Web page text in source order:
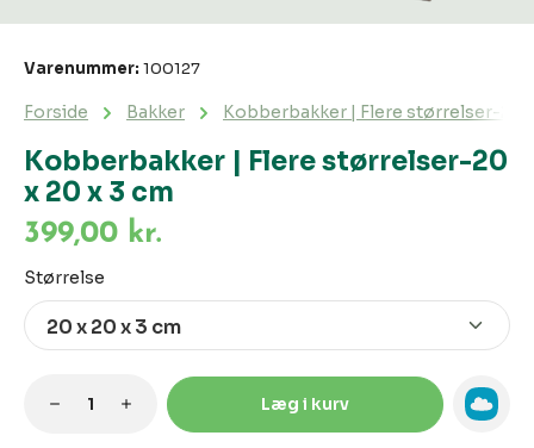
Kobberbakker | Flere størrelser-20
x 20 x 3 cm
Forside Bakker Kobberbakker | Flere størrelser-20
Varenummer: 100127
399,00 kr.
Vælg
Størrelse
Produktmængde: Indtast den
Læg i kurv